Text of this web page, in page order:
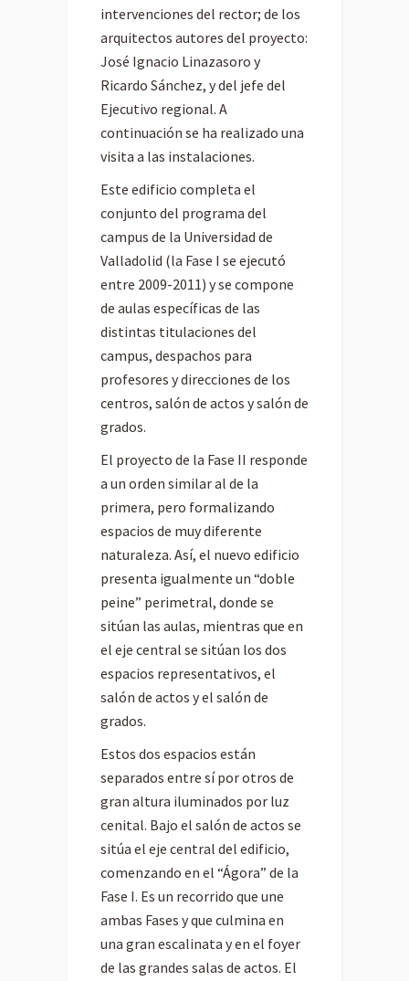
intervenciones del rector; de los
arquitectos autores del proyecto:
José Ignacio Linazasoro y
Ricardo Sánchez, y del jefe del
Ejecutivo regional. A
continuación se ha realizado una
visita a las instalaciones.
Este edificio completa el
conjunto del programa del
campus de la Universidad de
Valladolid (la Fase I se ejecutó
entre 2009-2011) y se compone
de aulas específicas de las
distintas titulaciones del
campus, despachos para
profesores y direcciones de los
centros, salón de actos y salón de
grados.
El proyecto de la Fase II responde
a un orden similar al de la
primera, pero formalizando
espacios de muy diferente
naturaleza. Así, el nuevo edificio
presenta igualmente un “doble
peine” perimetral, donde se
sitúan las aulas, mientras que en
el eje central se sitúan los dos
espacios representativos, el
salón de actos y el salón de
grados.
Estos dos espacios están
separados entre sí por otros de
gran altura iluminados por luz
cenital. Bajo el salón de actos se
sitúa el eje central del edificio,
comenzando en el “Ágora” de la
Fase I. Es un recorrido que une
ambas Fases y que culmina en
una gran escalinata y en el foyer
de las grandes salas de actos. El